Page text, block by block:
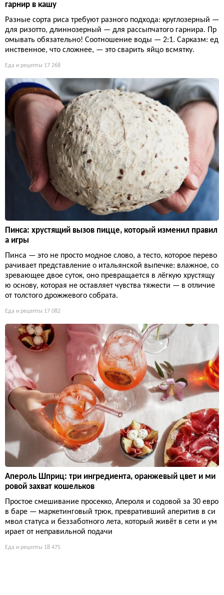
гарнир в кашу
Разные сорта риса требуют разного подхода: круглозерный —
для ризотто, длиннозерный — для рассыпчатого гарнира. Пр
омывать обязательно! Соотношение воды — 2:1. Сарказм: ед
инственное, что сложнее, — это сварить яйцо всмятку.
Еда и рецепты 17 268
Пинса: хрустящий вызов пицце, который изменил правил
а игры
Пинса — это не просто модное слово, а тесто, которое перево
рачивает представление о итальянской выпечке: влажное, со
зревающее двое суток, оно превращается в лёгкую хрустящу
ю основу, которая не оставляет чувства тяжести — в отличие
от толстого дрожжевого собрата.
Еда и рецепты 17 082
Апероль Шприц: три ингредиента, оранжевый цвет и ми
ровой захват кошельков
Простое смешивание просекко, Апероля и содовой за 30 евро
в баре — маркетинговый трюк, превративший аперитив в си
мвол статуса и беззаботного лета, который живёт в сети и ум
ирает от неправильной подачи
Еда и рецепты 18 475